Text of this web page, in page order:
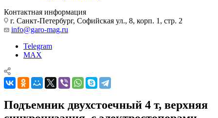
Контактная информация
г. Санкт-Петербург, Софийская ул., 8, корп. 1, стр. 2
info@garo-mag.ru
Telegram
MAX
Подъемник двухстоечный 4 т, верхняя